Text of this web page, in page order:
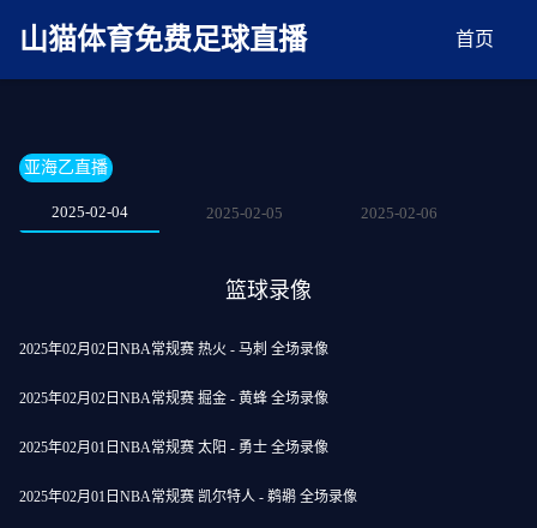
AV在线无码麻豆
山猫体育免费足球直播 首页
亚海乙直播
2025-02-04 2025-02-05 2025-02-06
篮球录像
2025年02月02日NBA常规赛 热火 - 马刺 全场录像
2025年02月02日NBA常规赛 掘金 - 黄蜂 全场录像
2025年02月01日NBA常规赛 太阳 - 勇士 全场录像
2025年02月01日NBA常规赛 凯尔特人 - 鹈鹕 全场录像